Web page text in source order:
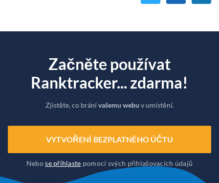
Začněte používat
Ranktracker... zdarma!
Zjistěte, co bránívašemu webu v umístění.
VYTVOŘENÍ BEZPLATNÉHO ÚČTU
Nebose přihlaste pomocí svých přihlašovacích údajů